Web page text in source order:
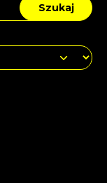
Szukaj